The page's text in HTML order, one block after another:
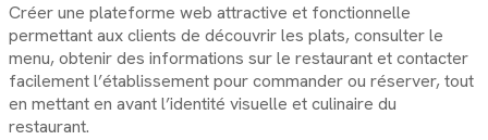
Créer une plateforme web attractive et fonctionnelle
permettant aux clients de découvrir les plats, consulter le
menu, obtenir des informations sur le restaurant et contacter
facilement l’établissement pour commander ou réserver, tout
en mettant en avant l’identité visuelle et culinaire du
restaurant.